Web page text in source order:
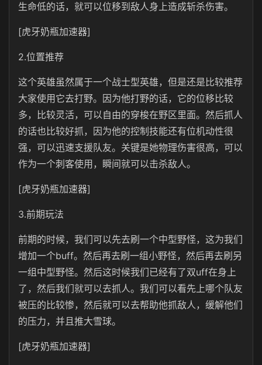
生命低的话，就可以位移到敌人身上造成斩杀伤害。
[虎牙奶瓶加速器]
2.位置推荐
这个英雄虽然属于一个战士型英雄，但是还是比较推荐
大家使用它去打野。因为他打野的话，它的位移比较
多，比较灵活，可以自由的穿梭在野区里面。然后抓人
的话也比较好抓，因为他的控制技能还有位机动性很
强，可以迅速支援队友。关键是她物理伤害很高，可以
作为一个刺客使用，瞬间就可以击杀敌人。
[虎牙奶瓶加速器]
3.前期玩法
前期的时候，我们可以先去刷一个中型野怪，这为我们
增加一个buff。然后再去刷一组小野怪，然后再去刷另
一组中型野怪。然后这时候我们已经有了双uff在身上
了，然后我们就可以去抓人。我们可以看先上哪个队友
被压的比较惨，然后就可以去帮助他抓敌人，缓解他们
的压力，并且推大雪球。
[虎牙奶瓶加速器]